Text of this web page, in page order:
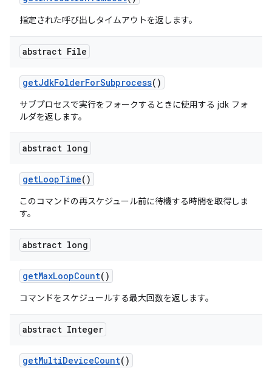
指定された呼び出しタイムアウトを返します。
abstract File
getJdkFolderForSubprocess()
サブプロセスで実行をフォークするときに使用する jdk フォ
ルダを返します。
abstract long
getLoopTime()
このコマンドの再スケジュール前に待機する時間を取得しま
す。
abstract long
getMaxLoopCount()
コマンドをスケジュールする最大回数を返します。
abstract Integer
getMultiDeviceCount()